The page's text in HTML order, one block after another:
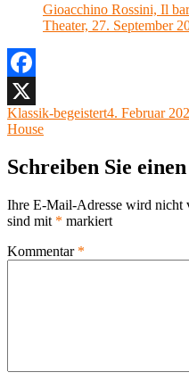
Gioacchino Rossini, Il
Theater, 27. September
Facebook
X
Autor
Klassik-begeistertVeröffentlicht
4. Februar
House
Schreiben Sie
Ihre E-Mail-Adresse wird nicht
sind mit * markiert
Kommentar *